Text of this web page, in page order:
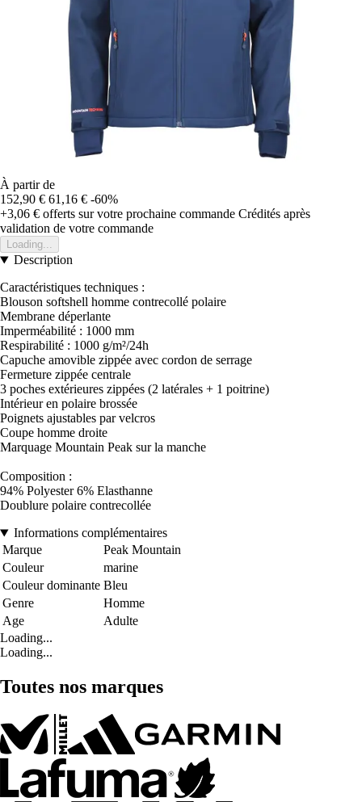
À partir de
152,90 € 61,16 € -60%
+3,06 € offerts sur votre prochaine commande Crédités après
validation de votre commande
Loading...
Description
Caractéristiques techniques :
Blouson softshell homme contrecollé polaire
Membrane déperlante
Imperméabilité : 1000 mm
Respirabilité : 1000 g/m²/24h
Capuche amovible zippée avec cordon de serrage
Fermeture zippée centrale
3 poches extérieures zippées (2 latérales + 1 poitrine)
Intérieur en polaire brossée
Poignets ajustables par velcros
Coupe homme droite
Marquage Mountain Peak sur la manche
Composition :
94% Polyester 6% Elasthanne
Doublure polaire contrecollée
Informations complémentaires
Marque
Peak Mountain
Couleur
marine
Couleur dominante Bleu
Genre
Homme
Age
Adulte
Loading...
Loading...
Toutes nos marques